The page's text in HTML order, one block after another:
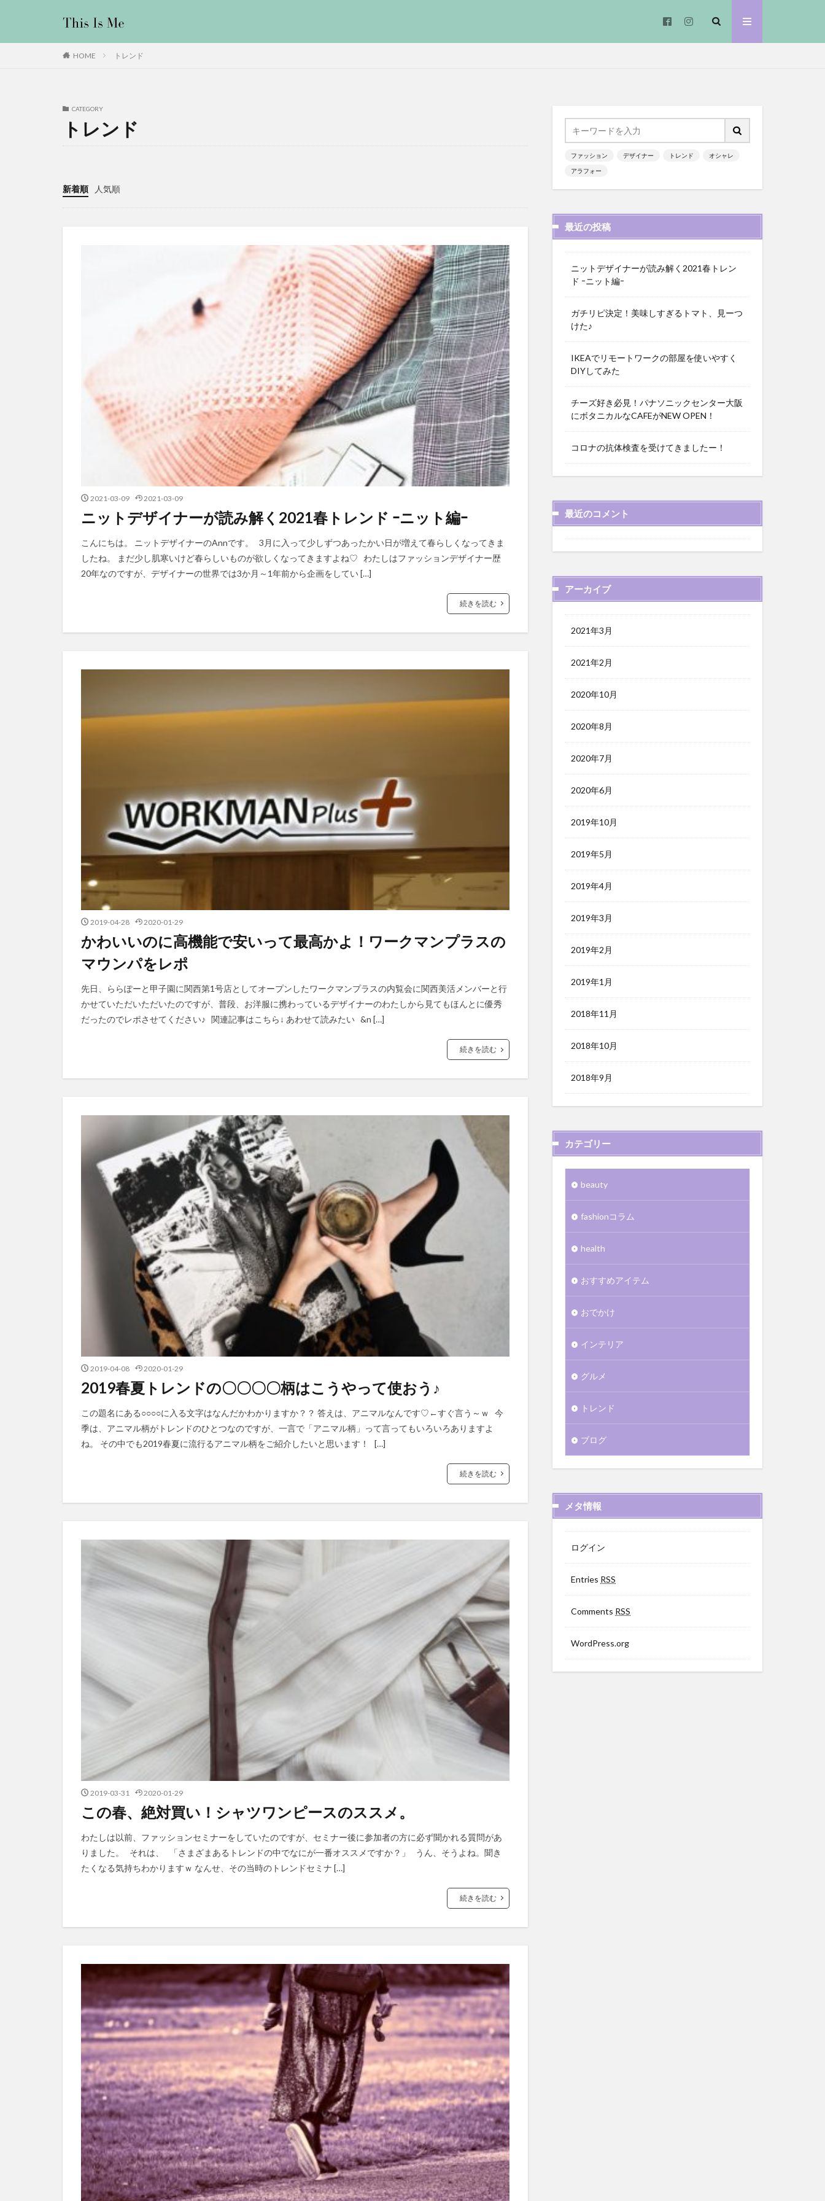
HOME トレンド
CATEGORY
トレンド
新着順 人気順
2021-03-09 2021-03-09
ニットデザイナーが読み解く2021春トレンド ｰニット編ｰ
こんにちは。 ニットデザイナーのAnnです。 3月に入って少しずつあったかい日が増えて春らしくなってきま
したね。 まだ少し肌寒いけど春らしいものが欲しくなってきますよね♡ わたしはファッションデザイナー歴
20年なのですが、デザイナーの世界では3か月～1年前から企画をしてい […]
続きを読む
2019-04-28 2020-01-29
かわいいのに高機能で安いって最高かよ！ワークマンプラスの
マウンパをレポ
先日、ららぽーと甲子園に関西第1号店としてオープンしたワークマンプラスの内覧会に関西美活メンバーと行
かせていただいただいたのですが、普段、お洋服に携わっているデザイナーのわたしから見てもほんとに優秀
だったのでレポさせてください♪ 関連記事はこちら↓ あわせて読みたい &n […]
続きを読む
2019-04-08 2020-01-29
2019春夏トレンドの〇〇〇〇柄はこうやって使おう♪
この題名にある○○○○に入る文字はなんだかわかりますか？？ 答えは、アニマルなんです♡←すぐ言う～ｗ 今
季は、アニマル柄がトレンドのひとつなのですが、一言で「アニマル柄」って言ってもいろいろありますよ
ね。 その中でも2019春夏に流行るアニマル柄をご紹介したいと思います！ […]
続きを読む
2019-03-31 2020-01-29
この春、絶対買い！シャツワンピースのススメ。
わたしは以前、ファッションセミナーをしていたのですが、セミナー後に参加者の方に必ず聞かれる質問があ
りました。 それは、 「さまざまあるトレンドの中でなにが一番オススメですか？」 うん、そうよね。聞き
たくなる気持ちわかりますｗ なんせ、その当時のトレンドセミナ […]
続きを読む
ファッション デザイナー トレンド オシャレ
アラフォー
最近の投稿
ニットデザイナーが読み解く2021春トレン
ド ｰニット編ｰ
ガチリピ決定！美味しすぎるトマト、見ーつ
けた♪
IKEAでリモートワークの部屋を使いやすく
DIYしてみた
チーズ好き必見！パナソニックセンター大阪
にボタニカルなCAFEがNEW OPEN！
コロナの抗体検査を受けてきましたー！
最近のコメント
アーカイブ
2021年3月
2021年2月
2020年10月
2020年8月
2020年7月
2020年6月
2019年10月
2019年5月
2019年4月
2019年3月
2019年2月
2019年1月
2018年11月
2018年10月
2018年9月
カテゴリー
beauty
fashionコラム
health
おすすめアイテム
おでかけ
インテリア
グルメ
トレンド
ブログ
メタ情報
ログイン
Entries RSS
Comments RSS
WordPress.org